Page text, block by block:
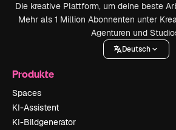
Die kreative Plattform, um deine beste
Mehr als 1 Million Abonnenten unter
Agenturen und
Deutsch
Produkte
Spaces
KI-Assistent
KI-Bildgenerator